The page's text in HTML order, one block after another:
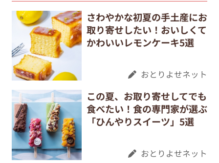
さわやかな初夏の手土産にお
取り寄せしたい！おいしくて
かわいいレモンケーキ5選
おとりよせネット
この夏、お取り寄せしてでも
食べたい！食の専門家が選ぶ
「ひんやりスイーツ」5選
おとりよせネット